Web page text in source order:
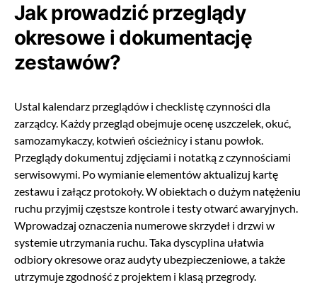
Jak prowadzić przeglądy
okresowe i dokumentację
zestawów?
Ustal kalendarz przeglądów i checklistę czynności dla
zarządcy. Każdy przegląd obejmuje ocenę uszczelek, okuć,
samozamykaczy, kotwień ościeżnicy i stanu powłok.
Przeglądy dokumentuj zdjęciami i notatką z czynnościami
serwisowymi. Po wymianie elementów aktualizuj kartę
zestawu i załącz protokoły. W obiektach o dużym natężeniu
ruchu przyjmij częstsze kontrole i testy otwarć awaryjnych.
Wprowadzaj oznaczenia numerowe skrzydeł i drzwi w
systemie utrzymania ruchu. Taka dyscyplina ułatwia
odbiory okresowe oraz audyty ubezpieczeniowe, a także
utrzymuje zgodność z projektem i klasą przegrody.